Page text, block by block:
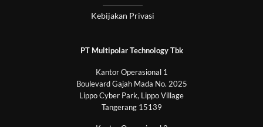
Kebijakan Privasi
PT Multipolar Technology Tbk
Kantor Operasional 1
Boulevard Gajah Mada No. 2025
Lippo Cyber Park, Lippo Village
Tangerang 15139